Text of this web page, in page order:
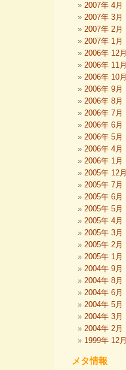
2007年 4月
2007年 3月
2007年 2月
2007年 1月
2006年 12月
2006年 11月
2006年 10月
2006年 9月
2006年 8月
2006年 7月
2006年 6月
2006年 5月
2006年 4月
2006年 1月
2005年 12月
2005年 7月
2005年 6月
2005年 5月
2005年 4月
2005年 3月
2005年 2月
2005年 1月
2004年 9月
2004年 8月
2004年 6月
2004年 5月
2004年 3月
2004年 2月
1999年 12月
メタ情報